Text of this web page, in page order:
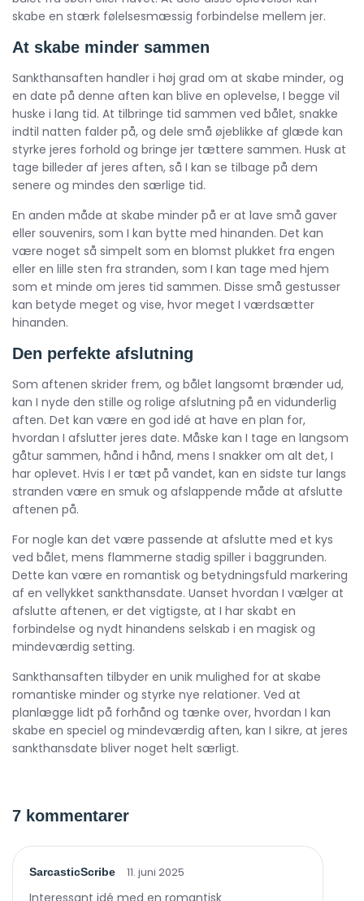
skabe en stærk følelsesmæssig forbindelse mellem jer.
At skabe minder sammen
Sankthansaften handler i høj grad om at skabe minder, og
en date på denne aften kan blive en oplevelse, I begge vil
huske i lang tid. At tilbringe tid sammen ved bålet, snakke
indtil natten falder på, og dele små øjeblikke af glæde kan
styrke jeres forhold og bringe jer tættere sammen. Husk at
tage billeder af jeres aften, så I kan se tilbage på dem
senere og mindes den særlige tid.
En anden måde at skabe minder på er at lave små gaver
eller souvenirs, som I kan bytte med hinanden. Det kan
være noget så simpelt som en blomst plukket fra engen
eller en lille sten fra stranden, som I kan tage med hjem
som et minde om jeres tid sammen. Disse små gestusser
kan betyde meget og vise, hvor meget I værdsætter
hinanden.
Den perfekte afslutning
Som aftenen skrider frem, og bålet langsomt brænder ud,
kan I nyde den stille og rolige afslutning på en vidunderlig
aften. Det kan være en god idé at have en plan for,
hvordan I afslutter jeres date. Måske kan I tage en langsom
gåtur sammen, hånd i hånd, mens I snakker om alt det, I
har oplevet. Hvis I er tæt på vandet, kan en sidste tur langs
stranden være en smuk og afslappende måde at afslutte
aftenen på.
For nogle kan det være passende at afslutte med et kys
ved bålet, mens flammerne stadig spiller i baggrunden.
Dette kan være en romantisk og betydningsfuld markering
af en vellykket sankthansdate. Uanset hvordan I vælger at
afslutte aftenen, er det vigtigste, at I har skabt en
forbindelse og nydt hinandens selskab i en magisk og
mindeværdig setting.
Sankthansaften tilbyder en unik mulighed for at skabe
romantiske minder og styrke nye relationer. Ved at
planlægge lidt på forhånd og tænke over, hvordan I kan
skabe en speciel og mindeværdig aften, kan I sikre, at jeres
sankthansdate bliver noget helt særligt.
7 kommentarer
SarcasticScribe 11. juni 2025
Interessant idé med en romantisk